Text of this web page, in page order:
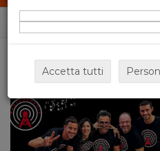
Home News&events
Accetta tutti